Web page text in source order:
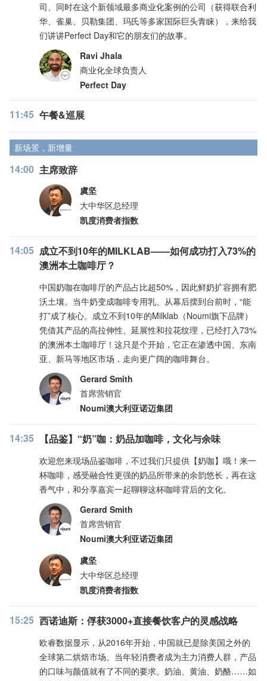
司、同时在这个新领域最多商业化案例的公司（获得联合利
华、雀巢、贝勒集团、玛氏等多家国际巨头青睐），来给我
们讲讲Perfect Day和它的朋友们的故事。
Ravi Jhala
商业化全球负责人
Perfect Day
11:45 午餐&巡展
新场景，新增量
14:00 主席致辞
虞坚
大中华区总经理
凯度消费者指数
14:05 成立不到10年的MILKLAB——如何成功打入73%的
澳洲本土咖啡厅？
中国奶咖在咖啡厅的产品占比超50%，因此鲜奶扩容拥有肥
沃土壤。当牛奶变成咖啡专用乳、从幕后摆到台前时，“能
打”成了核心。成立不到10年的Milklab（Noumi旗下品牌）
凭借其产品的高拉伸性、延展性和拉花纹理，已经打入73%
的澳洲本土咖啡厅！这只是个开始，它正在渗透中国、东南
亚、新马等地区市场，走向更广阔的咖啡舞台。
Gerard Smith
首席营销官
Noumi澳大利亚诺迈集团
14:35 【品鉴】“奶”咖：奶品加咖啡，文化与余味
欢迎您来现场品鉴咖啡，不过我们只提供【奶咖】哦！来一
杯咖啡，感受融合性更强的奶品所带来的余韵悠长，再在这
香气中，和分享嘉宾一起聊聊这杯咖啡背后的文化。
Gerard Smith
首席营销官
Noumi澳大利亚诺迈集团
虞坚
大中华区总经理
凯度消费者指数
15:25 西诺迪斯：俘获3000+直接餐饮客户的灵感战略
欧睿数据显示，从2016年开始，中国就已是除美国之外的
全球第二烘焙市场。当年轻消费者成为主力消费人群，产品
的口味与颜值就有了不同的要求。奶油、黄油、奶酪……如